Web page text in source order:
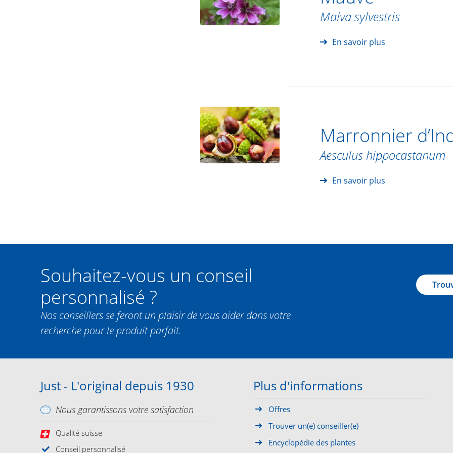
Malva sylvestris
En savoir plus
Marronnier
Aesculus hippocastanum
En savoir plus
Souhaitez-vous un conseil
personnalisé ?
Nos conseillers se feront un plaisir de vous aider dans votre
recherche pour le produit parfait.
Just - L'original depuis 1930
Nous garantissons votre satisfaction
Qualité suisse
Conseil personnalisé
Plus d'informations
Offres
Trouver un(e) conseiller(e)
Encyclopédie des plantes